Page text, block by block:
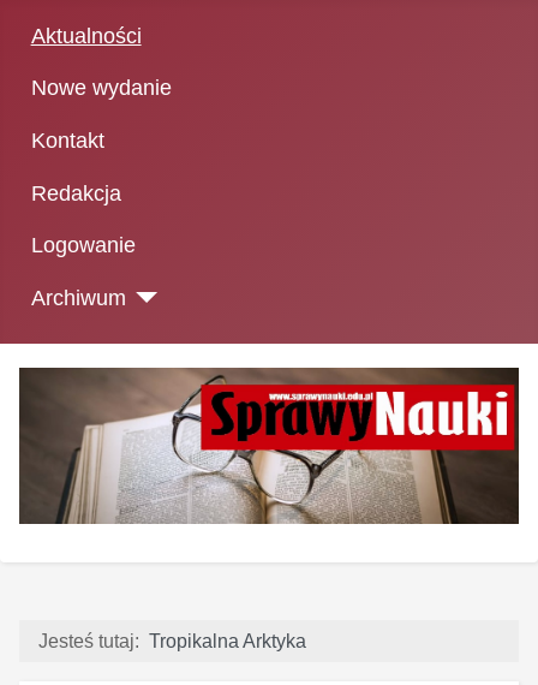
Aktualności
Nowe wydanie
Kontakt
Redakcja
Logowanie
Archiwum
Jesteś tutaj: Tropikalna Arktyka